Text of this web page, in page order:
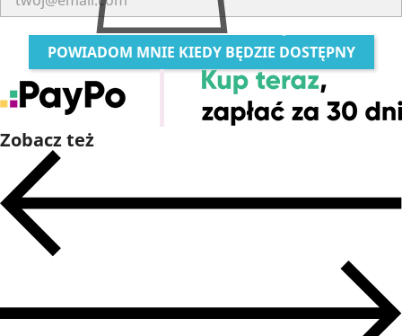
POWIADOM MNIE KIEDY BĘDZIE DOSTĘPNY
Zobacz też